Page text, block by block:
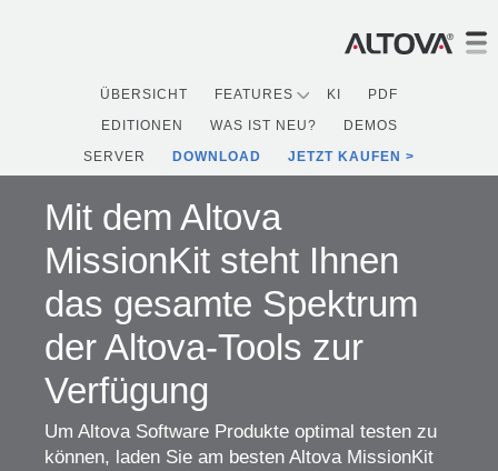
ÜBERSICHT FEATURES KI
PDF
EDITIONEN
WAS IST NEU?
DEMOS
SERVER
DOWNLOAD JETZT KAUFEN
Mit dem Altova
MissionKit steht Ihnen
das gesamte Spektrum
der Altova-Tools zur
Verfügung
Um Altova Software Produkte optimal testen zu
können, laden Sie am besten Altova MissionKit